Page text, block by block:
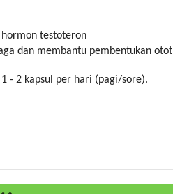
hormon testoteron
dan membantu pembentukan otot
1 - 2 kapsul per hari (pagi/sore).